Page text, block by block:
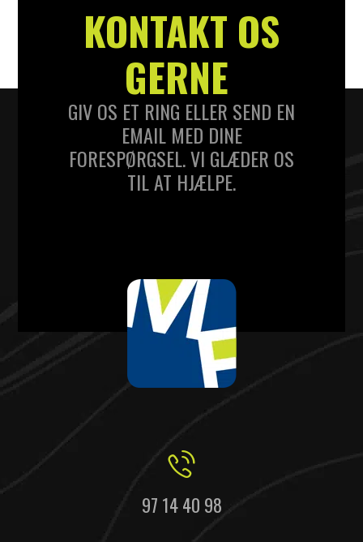
KONTAKT OS
GERNE
GIV OS ET RING ELLER SEND EN
EMAIL MED DINE
FORESPØRGSEL. VI GLÆDER OS
TIL AT HJÆLPE.
97 14 40 98